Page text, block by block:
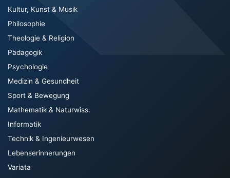
Kultur, Kunst & Musik
Philosophie
Theologie & Religion
Pädagogik
Psychologie
Medizin & Gesundheit
Sport & Bewegung
Mathematik & Naturwiss.
Informatik
Technik & Ingenieurwesen
Lebenserinnerungen
Variata